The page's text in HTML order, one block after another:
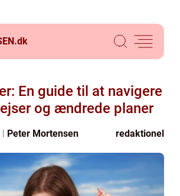
dk
En guide til at navigere
og ændrede planer
Peter Mortensen redaktionel